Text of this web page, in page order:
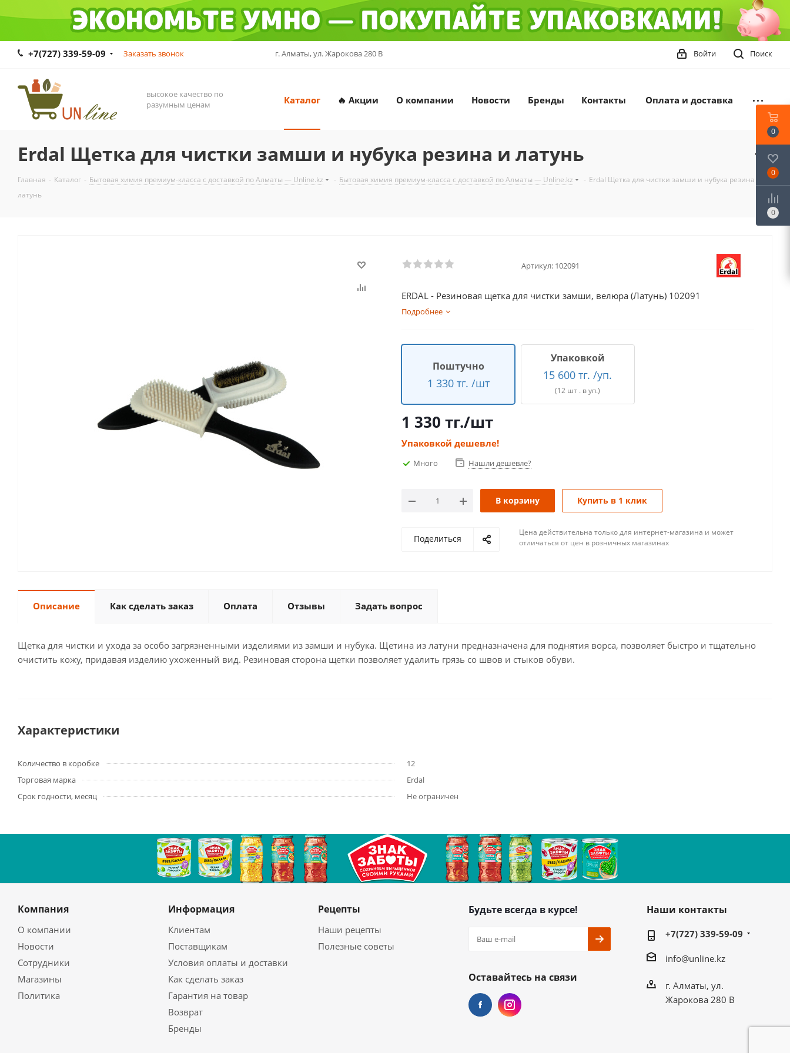
+7(727) 339-59-09 Заказать звонок г. Алматы, ул. Жарокова 280 В Поиск
Войти
высокое качество по
разумным ценам
Каталог 🔥 Акции О компании Новости Бренды Контакты Оплата и доставка
Erdal Щетка для чистки замши и нубука резина и латунь
Главная - Каталог - Бытовая химия премиум-класса с доставкой по Алматы — Unline.kz - Бытовая химия премиум-класса с доставкой по Алматы — Unline.kz - Erdal Щетка для чистки замши и нубука резина и
латунь
Артикул: 102091
ERDAL - Резиновая щетка для чистки замши, велюра (Латунь) 102091
Подробнее
Поштучно
1 330 тг. /шт
Упаковкой
15 600 тг. /уп.
(12 шт . в уп.)
1 330 тг./шт
Упаковкой дешевле!
Много Нашли дешевле?
В корзину Купить в 1 клик
Поделиться
Цена действительна только для интернет-магазина и может
отличаться от цен в розничных магазинах
Описание Как сделать заказ Оплата Отзывы Задать вопрос
Щетка для чистки и ухода за особо загрязненными изделиями из замши и нубука. Щетина из латуни предназначена для поднятия ворса, позволяет быстро и тщательно
очистить кожу, придавая изделию ухоженный вид. Резиновая сторона щетки позволяет удалить грязь со швов и стыков обуви.
Характеристики
Количество в коробке
12
Торговая марка
Erdal
Срок годности, месяц
Не ограничен
Компания
О компании
Новости
Сотрудники
Магазины
Политика
Информация
Клиентам
Поставщикам
Условия оплаты и доставки
Как сделать заказ
Гарантия на товар
Возврат
Бренды
Рецепты
Наши рецепты
Полезные советы
Будьте всегда в курсе!
Оставайтесь на связи
Наши контакты
+7(727) 339-59-09
info@unline.kz
г. Алматы, ул.
Жарокова 280 В
0
0
0